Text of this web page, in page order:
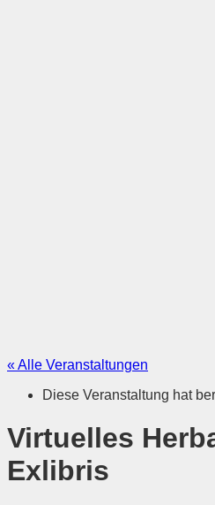
« Alle Veranstaltungen
Diese Veranstaltung hat
Virtuelles
Exlibris